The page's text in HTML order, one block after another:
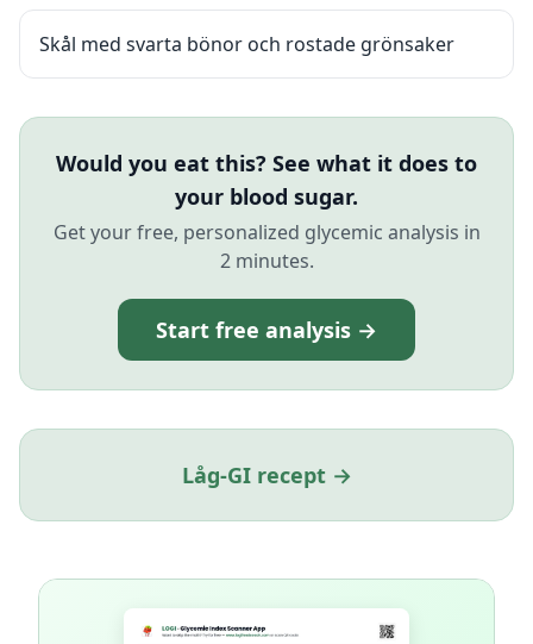
Skål med svarta bönor och rostade grönsaker
Would you eat this? See what it does to
your blood sugar.
Get your free, personalized glycemic analysis in
2 minutes.
Start free analysis →
Låg-GI recept →